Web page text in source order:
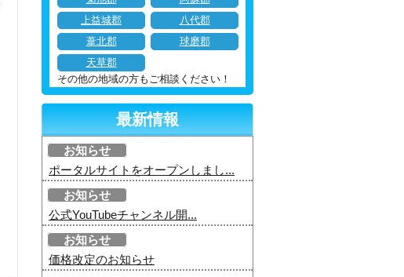
上益城郡
八代郡
葦北郡
球磨郡
天草郡
その他の地域の方もご相談ください！
最新情報
お知らせ
ポータルサイトをオープンしまし...
お知らせ
公式YouTubeチャンネル開...
お知らせ
価格改定のお知らせ